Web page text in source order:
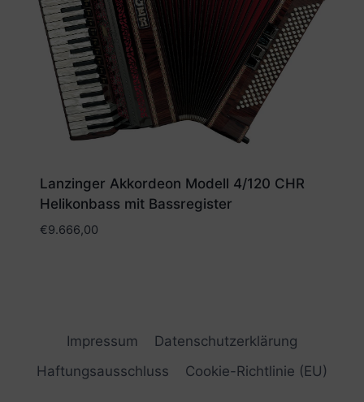
Lanzinger Akkordeon Modell 4/120 CHR
Helikonbass mit Bassregister
€9.666,00
Impressum
Datenschutzerklärung
Haftungsausschluss
Cookie-Richtlinie (EU)